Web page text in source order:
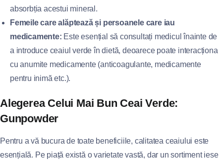
absorbția acestui mineral.
Femeile care alăptează și persoanele care iau
medicamente: Este esențial să consultați medicul înainte de
a introduce ceaiul verde în dietă, deoarece poate interacționa
cu anumite medicamente (anticoagulante, medicamente
pentru inimă etc.).
Alegerea Celui Mai Bun Ceai Verde:
Gunpowder
Pentru a vă bucura de toate beneficiile, calitatea ceaiului este
esențială. Pe piață există o varietate vastă, dar un sortiment iese